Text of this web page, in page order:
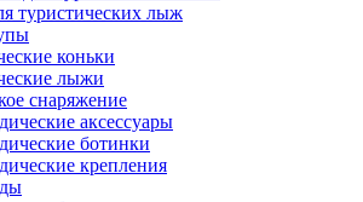
туристических лыж
коньки
лыжи
снаряжение
аксессуары
ботинки
крепления